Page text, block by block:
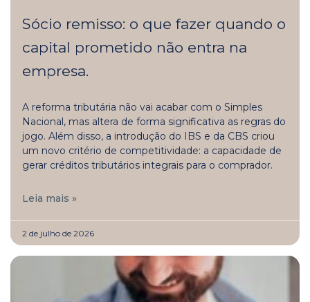
Sócio remisso: o que fazer quando o
capital prometido não entra na
empresa.
A reforma tributária não vai acabar com o Simples
Nacional, mas altera de forma significativa as regras do
jogo. Além disso, a introdução do IBS e da CBS criou
um novo critério de competitividade: a capacidade de
gerar créditos tributários integrais para o comprador.
Leia mais »
2 de julho de 2026